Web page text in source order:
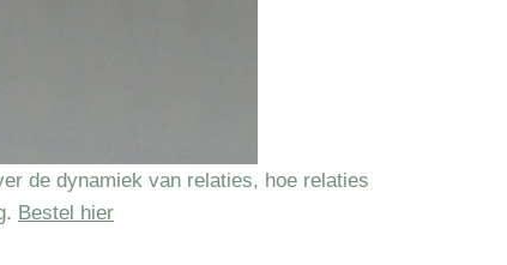
de dynamiek van relaties, hoe relaties
Bestel hier